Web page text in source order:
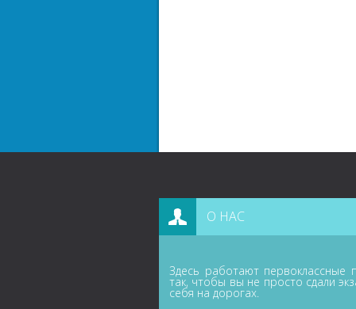
О НАС
Здесь работают первоклассные
так, чтобы вы не просто сдали
себя на дорогах.